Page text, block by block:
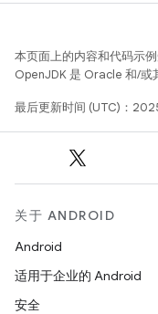
本页面上的内容和代码示
OpenJDK 是 Oracle 和/或
最后更新时间 (UTC)：
关于 ANDROID
Android
适用于企业的 Android
安全